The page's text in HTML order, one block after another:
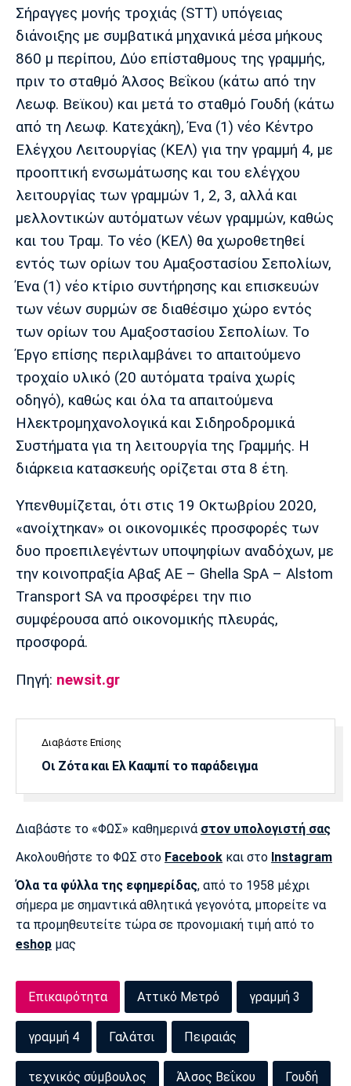
Σήραγγες μονής τροχιάς (STT) υπόγειας
διάνοιξης με συμβατικά μηχανικά μέσα μήκους
860 μ περίπου, Δύο επίσταθμους της γραμμής,
πριν το σταθμό Άλσος Βεΐκου (κάτω από την
Λεωφ. Βεϊκου) και μετά το σταθμό Γουδή (κάτω
από τη Λεωφ. Κατεχάκη), Ένα (1) νέο Κέντρο
Ελέγχου Λειτουργίας (ΚΕΛ) για την γραμμή 4, με
προοπτική ενσωμάτωσης και του ελέγχου
λειτουργίας των γραμμών 1, 2, 3, αλλά και
μελλοντικών αυτόματων νέων γραμμών, καθώς
και του Τραμ. Το νέο (ΚΕΛ) θα χωροθετηθεί
εντός των ορίων του Αμαξοστασίου Σεπολίων,
Ένα (1) νέο κτίριο συντήρησης και επισκευών
των νέων συρμών σε διαθέσιμο χώρο εντός
των ορίων του Αμαξοστασίου Σεπολίων. Το
Έργο επίσης περιλαμβάνει το απαιτούμενο
τροχαίο υλικό (20 αυτόματα τραίνα χωρίς
οδηγό), καθώς και όλα τα απαιτούμενα
Ηλεκτρομηχανολογικά και Σιδηροδρομικά
Συστήματα για τη λειτουργία της Γραμμής. Η
διάρκεια κατασκευής ορίζεται στα 8 έτη.
Υπενθυμίζεται, ότι στις 19 Οκτωβρίου 2020,
«ανοίχτηκαν» οι οικονομικές προσφορές των
δυο προεπιλεγέντων υποψηφίων αναδόχων, με
την κοινοπραξία Αβαξ ΑΕ – Ghella SpA – Alstom
Transport SA να προσφέρει την πιο
συμφέρουσα από οικονομικής πλευράς,
προσφορά.
Πηγή: newsit.gr
Διαβάστε Επίσης
Οι Ζότα και Ελ Κααμπί το παράδειγμα
Διαβάστε το «ΦΩΣ» καθημερινά στον υπολογιστή σας
Ακολουθήστε το ΦΩΣ στο Facebook και στο Instagram
Όλα τα φύλλα της εφημερίδας, από το 1958 μέχρι
σήμερα με σημαντικά αθλητικά γεγονότα, μπορείτε να
τα προμηθευτείτε τώρα σε προνομιακή τιμή από το
eshop μας
Επικαιρότητα Αττικό Μετρό γραμμή 3
γραμμή 4 Γαλάτσι Πειραιάς
τεχνικός σύμβουλος Άλσος Βεΐκου Γουδή